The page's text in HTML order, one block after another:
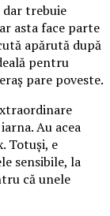
dar trebuie
asta face parte
apărută după
pentru
pare poveste.
Au acea
Totuși, e
sensibile, la
că unele